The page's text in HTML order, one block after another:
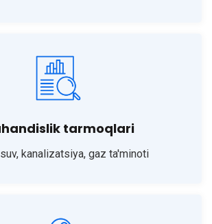
tarmoqlari
kanalizatsiya, gaz ta'minoti